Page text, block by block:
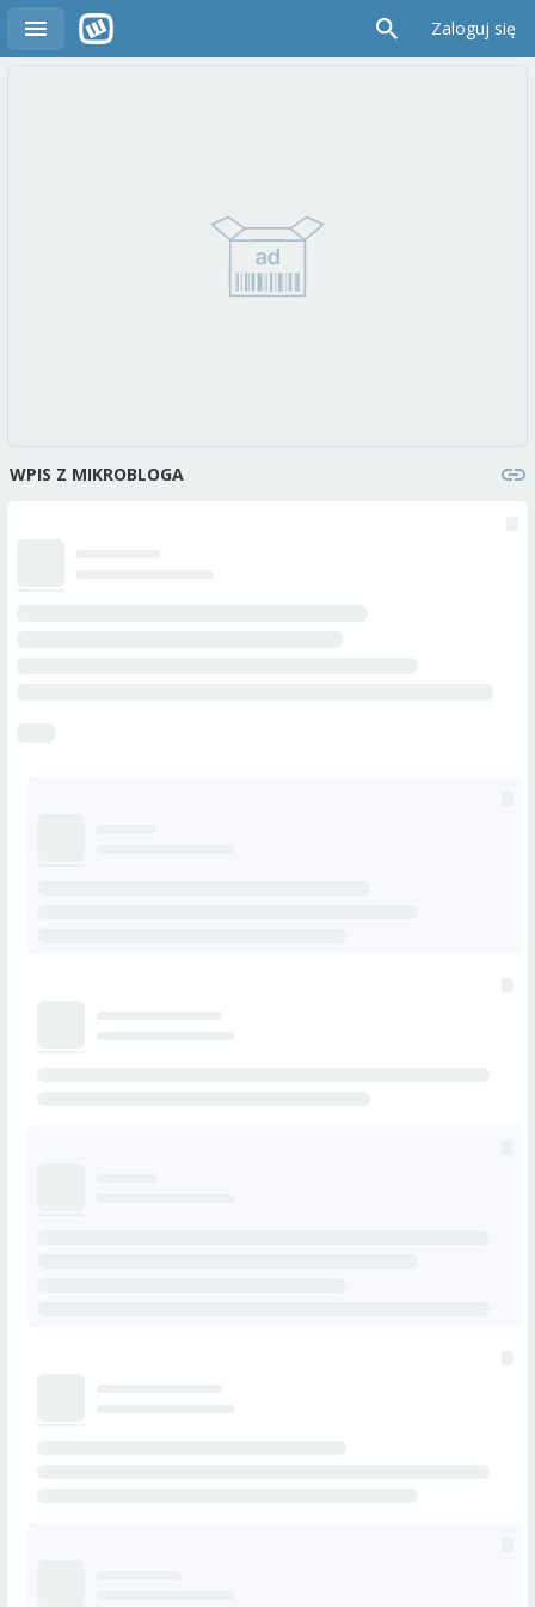
Zaloguj się
WPIS Z MIKROBLOGA